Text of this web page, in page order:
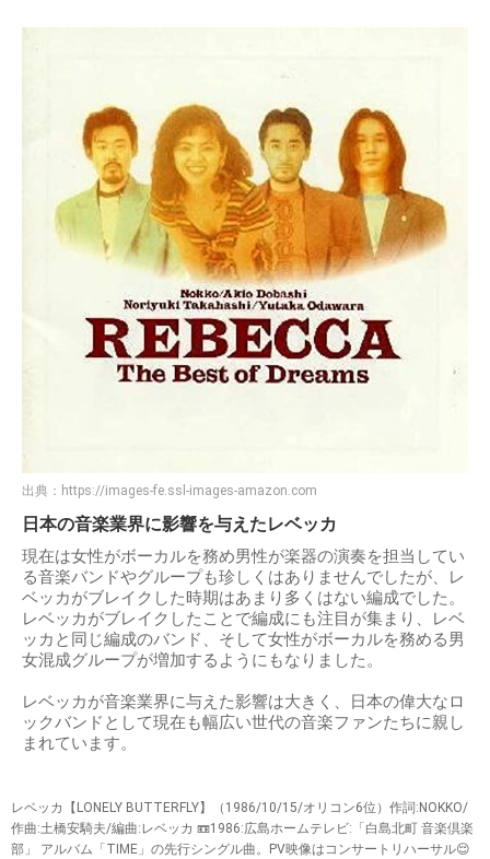
出典： https://images-fe.ssl-images-amazon.com
日本の音楽業界に影響を与えたレベッカ
現在は女性がボーカルを務め男性が楽器の演奏を担当してい
る音楽バンドやグループも珍しくはありませんでしたが、レ
ベッカがブレイクした時期はあまり多くはない編成でした。
レベッカがブレイクしたことで編成にも注目が集まり、レベ
ッカと同じ編成のバンド、そして女性がボーカルを務める男
女混成グループが増加するようにもなりました。
レベッカが音楽業界に与えた影響は大きく、日本の偉大なロ
ックバンドとして現在も幅広い世代の音楽ファンたちに親し
まれています。
レベッカ【LONELY BUTTERFLY】（1986/10/15/オリコン6位）作詞:NOKKO/
作曲:土橋安騎夫/編曲:レベッカ 📼1986:広島ホームテレビ:「白島北町 音楽倶楽
部」 アルバム「TIME」の先行シングル曲。PV映像はコンサートリハーサル😌